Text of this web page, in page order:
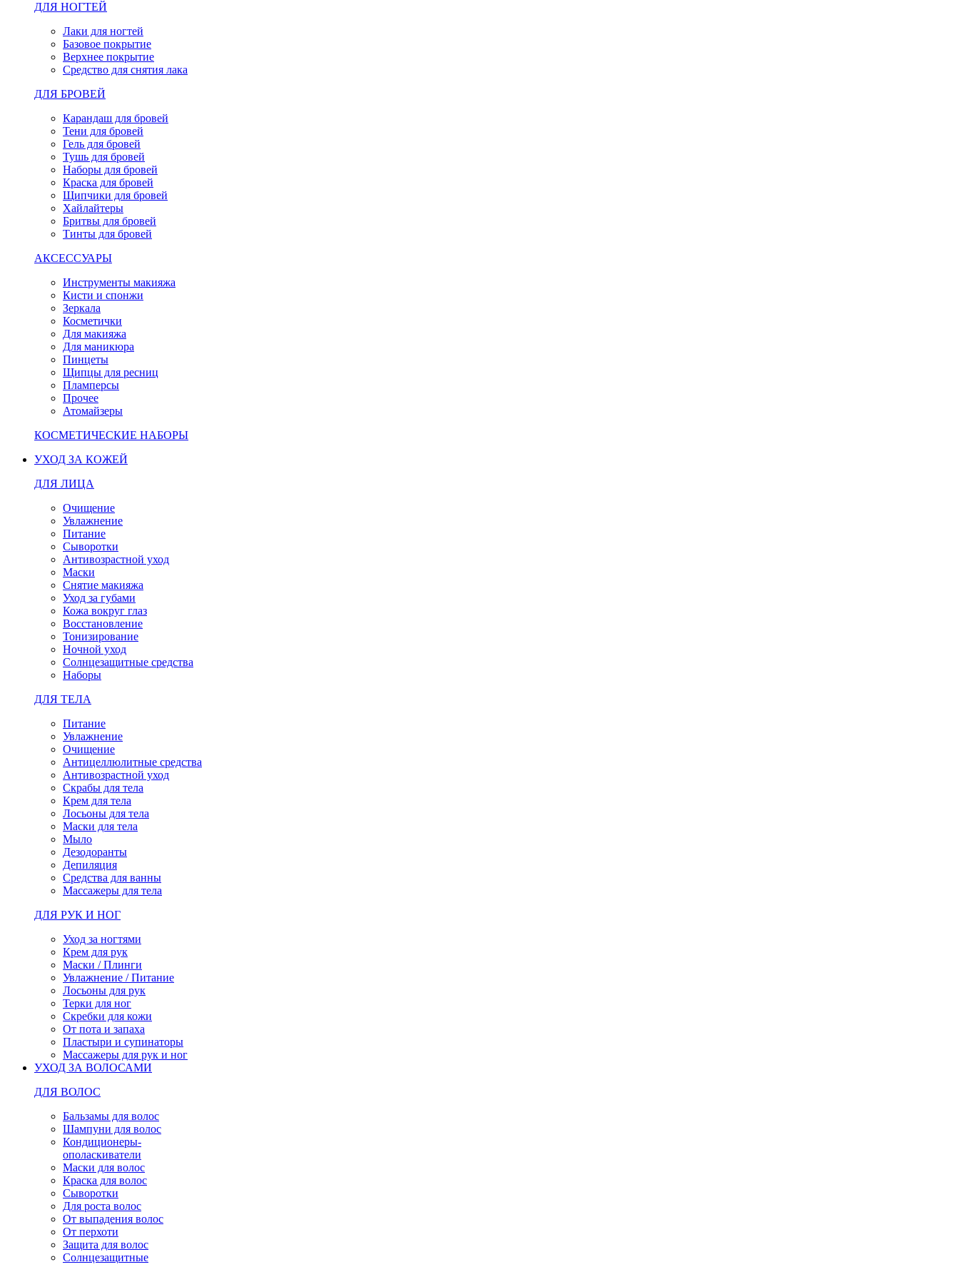
ДЛЯ НОГТЕЙ
Лаки для ногтей
Базовое покрытие
Верхнее покрытие
Средство для снятия лака
ДЛЯ БРОВЕЙ
Карандаш для бровей
Тени для бровей
Гель для бровей
Тушь для бровей
Наборы для бровей
Краска для бровей
Щипчики для бровей
Хайлайтеры
Бритвы для бровей
Тинты для бровей
АКСЕССУАРЫ
Инструменты макияжа
Кисти и спонжи
Зеркала
Косметички
Для макияжа
Для маникюра
Пинцеты
Щипцы для ресниц
Пламперсы
Прочее
Атомайзеры
КОСМЕТИЧЕСКИЕ НАБОРЫ
УХОД ЗА КОЖЕЙ
ДЛЯ ЛИЦА
Очищение
Увлажнение
Питание
Сыворотки
Антивозрастной уход
Маски
Снятие макияжа
Уход за губами
Кожа вокруг глаз
Восстановление
Тонизирование
Ночной уход
Солнцезащитные средства
Наборы
ДЛЯ ТЕЛА
Питание
Увлажнение
Очищение
Антицеллюлитные средства
Антивозрастной уход
Скрабы для тела
Крем для тела
Лосьоны для тела
Маски для тела
Мыло
Дезодоранты
Депиляция
Средства для ванны
Массажеры для тела
ДЛЯ РУК И НОГ
Уход за ногтями
Крем для рук
Маски / Плинги
Увлажнение / Питание
Лосьоны для рук
Терки для ног
Скребки для кожи
От пота и запаха
Пластыри и супинаторы
Массажеры для рук и ног
УХОД ЗА ВОЛОСАМИ
ДЛЯ ВОЛОС
Бальзамы для волос
Шампуни для волос
Кондиционеры-
ополаскиватели
Маски для волос
Краска для волос
Сыворотки
Для роста волос
От выпадения волос
От перхоти
Защита для волос
Солнцезащитные